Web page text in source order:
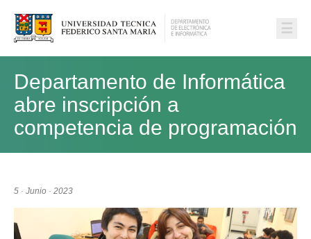
☰
Departamento de Informática
abre inscripción a
competencia de programación
5 · Junio · 2023